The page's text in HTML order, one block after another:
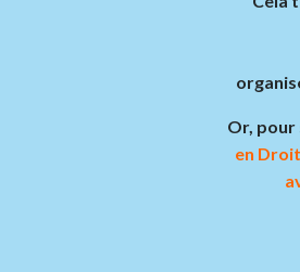
Or, pour
en